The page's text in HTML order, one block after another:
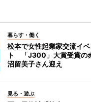
暮らす・働く
松本で女性起業家交流イ
ト 「J300」大賞受賞の
沼留美子さん迎え
見る・遊ぶ